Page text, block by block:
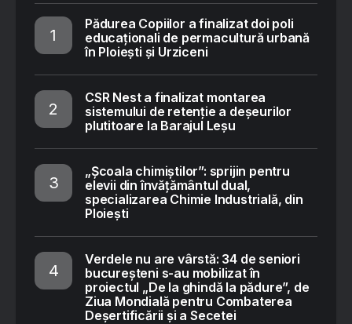
Pădurea Copiilor a finalizat doi poli
educaționali de permacultură urbană
în Ploiești și Urziceni
CSR Nest a finalizat montarea
sistemului de retenție a deșeurilor
plutitoare la Barajul Leșu
„Școala chimiștilor”: sprijin pentru
elevii din învățământul dual,
specializarea Chimie Industrială, din
Ploiești
Verdele nu are vârstă: 34 de seniori
bucureșteni s-au mobilizat în
proiectul „De la ghindă la pădure”, de
Ziua Mondială pentru Combaterea
Deșertificării și a Secetei